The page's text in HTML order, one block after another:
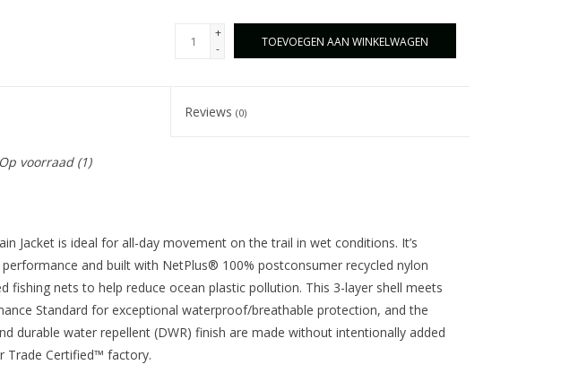
+
-
TOEVOEGEN AAN WINKELWAGEN
Reviews(0)
Op voorraad(1)
Jacket is ideal for all-day movement on the trail in wet conditions. It’s
and built with NetPlus® 100% postconsumer recycled nylon
fishing nets to help reduce ocean plastic pollution. This 3-layer shell meets
Standard for exceptional waterproof/breathable protection, and the
durable water repellent (DWR) finish are made without intentionally added
Trade Certified™ factory.